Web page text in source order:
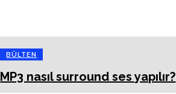
BÜLTEN
MP3 nasıl surround ses yapılır?